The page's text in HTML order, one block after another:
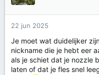
22 jun 2025
Je moet wat duidelijker
nickname die je hebt eer
als je schiet dat je nozzle
laten of dat je fles snel